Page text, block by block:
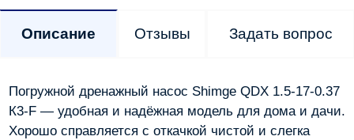
Описание Отзывы Задать вопрос
Погружной дренажный насос Shimge QDX 1.5-17-0.37
К3-F — удобная и надёжная модель для дома и дачи.
Хорошо справляется с откачкой чистой и слегка